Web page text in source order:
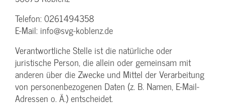
Telefon: 0261494358
E-Mail: info@svg-koblenz.de
Verantwortliche Stelle ist die natürliche oder
juristische Person, die allein oder gemeinsam mit
anderen über die Zwecke und Mittel der Verarbeitung
von personenbezogenen Daten (z. B. Namen, E-Mail-
Adressen o. Ä.) entscheidet.